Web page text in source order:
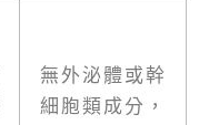
無外泌體或幹
細胞類成分，